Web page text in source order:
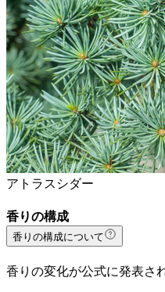
アトラスシダー
香りの構成
香りの構成について
香りの変化が公式に発表さ